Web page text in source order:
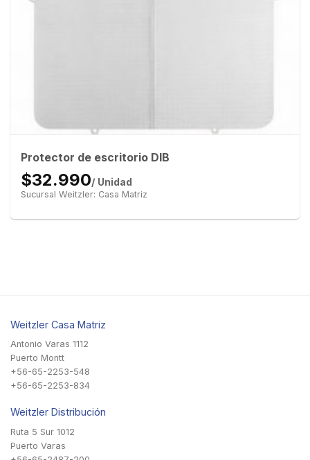
Protector de escritorio DIB
$32.990/ Unidad
Sucursal Weitzler: Casa Matriz
Weitzler Casa Matriz
Antonio Varas 1112
Puerto Montt
+56-65-2253-548
+56-65-2253-834
Weitzler Distribución
Ruta 5 Sur 1012
Puerto Varas